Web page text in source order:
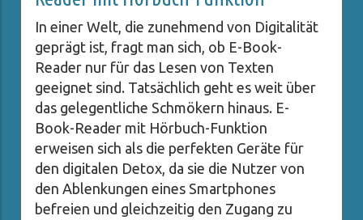
In einer Welt, die zunehmend von Digitalität
geprägt ist, fragt man sich, ob E-Book-
Reader nur für das Lesen von Texten
geeignet sind. Tatsächlich geht es weit über
das gelegentliche Schmökern hinaus. E-
Book-Reader mit Hörbuch-Funktion
erweisen sich als die perfekten Geräte für
den digitalen Detox, da sie die Nutzer von
den Ablenkungen eines Smartphones
befreien und gleichzeitig den Zugang zu